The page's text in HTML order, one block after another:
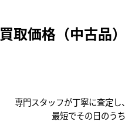
買取価格（中古品
専門スタッフが丁寧に査定
最短でその日のう